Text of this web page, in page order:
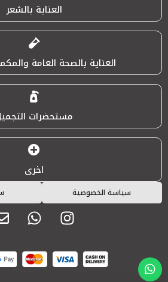
العناية بالشعر
العناية بالصحة العامة
مستحضرات
اخرى
سياسة الخصوصية